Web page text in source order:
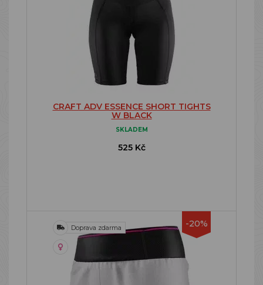
CRAFT ADV ESSENCE SHORT TIGHTS
W BLACK
SKLADEM
525 Kč
-20%
Doprava zdarma